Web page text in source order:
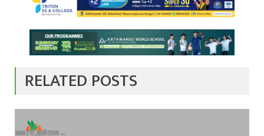
RELATED POSTS